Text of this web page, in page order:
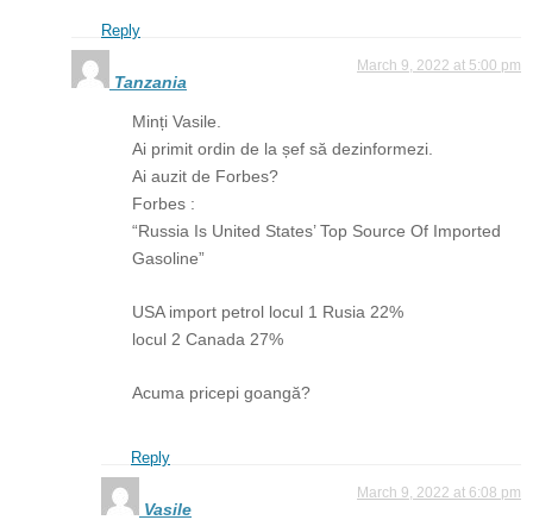
Reply
Tanzania
March 9, 2022 at 5:00 pm
Minți Vasile.
Ai primit ordin de la șef să dezinformezi.
Ai auzit de Forbes?
Forbes :
“Russia Is United States’ Top Source Of Imported
Gasoline”
USA import petrol locul 1 Rusia 22%
locul 2 Canada 27%
Acuma pricepi goangă?
Reply
Vasile
March 9, 2022 at 6:08 pm